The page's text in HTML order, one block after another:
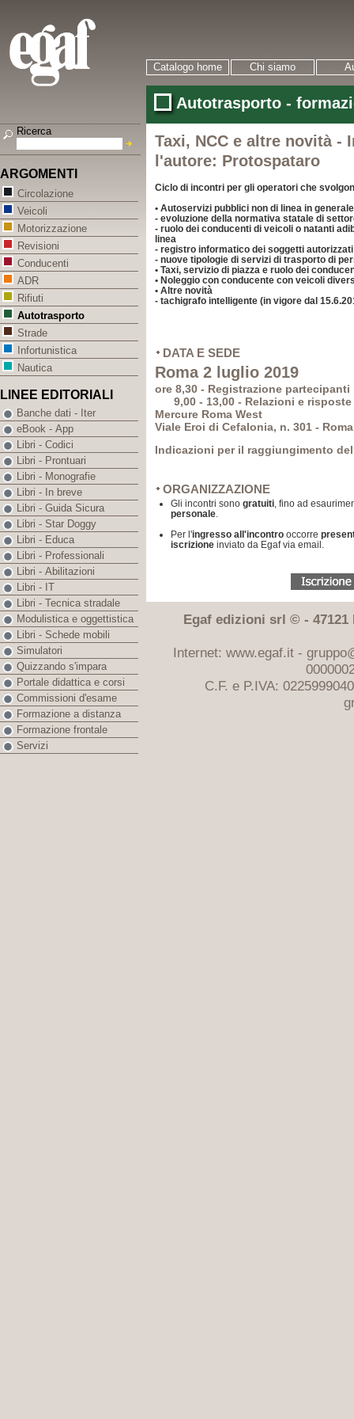
Catalogo home Chi siamo
Autotrasporto -
Taxi, NCC e altre novità -
l'autore: Protospataro
Ciclo di incontri per gli operatori che
• Autoservizi pubblici non di linea in generale
- evoluzione della normativa statale di
- ruolo dei conducenti di veicoli o natanti
linea
- registro informatico dei soggetti autorizzati
- nuove tipologie di servizi di trasporto di
• Taxi, servizio di piazza e ruolo dei
• Noleggio con conducente con veicoli
• Altre novità
- tachigrafo intelligente (in vigore dal
DATA E SEDE
Roma 2 luglio 2019
ore 8,30 - Registrazione partecipanti
9,00 - 13,00 - Relazioni e risposte
Mercure Roma West
Viale Eroi di Cefalonia, n. 301 - Roma
Indicazioni per il raggiungimento
ORGANIZZAZIONE
Gli incontri sono gratuiti, fino ad
personale.
Per l'ingresso all'incontro occorre
iscrizione inviato da Egaf via email.
Egaf edizioni srl © - 47121
Internet: www.egaf.it -
C.F. e P.IVA:
Ricerca
ARGOMENTI
Circolazione
Veicoli
Motorizzazione
Revisioni
Conducenti
ADR
Rifiuti
Autotrasporto
Strade
Infortunistica
Nautica
LINEE EDITORIALI
Banche dati - Iter
eBook - App
Libri - Codici
Libri - Prontuari
Libri - Monografie
Libri - In breve
Libri - Guida Sicura
Libri - Star Doggy
Libri - Educa
Libri - Professionali
Libri - Abilitazioni
Libri - IT
Libri - Tecnica stradale
Modulistica e oggettistica
Libri - Schede mobili
Simulatori
Quizzando s'impara
Portale didattica e corsi
Commissioni d'esame
Formazione a distanza
Formazione frontale
Servizi